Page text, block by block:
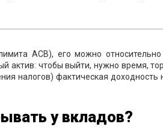
АСВ), его можно
чтобы выйти, нужно время,
налогов) фактическая
у вкладов?